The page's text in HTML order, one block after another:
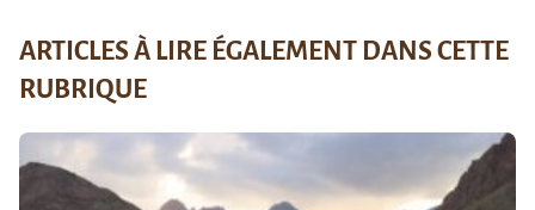
ARTICLES À LIRE ÉGALEMENT DANS CETTE
RUBRIQUE